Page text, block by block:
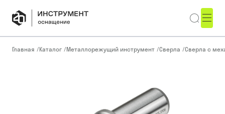
Главная /Каталог /Металлорежущий инструмент /Сверла /Сверла с